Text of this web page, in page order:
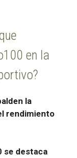
en la
la
rendimiento
se destaca